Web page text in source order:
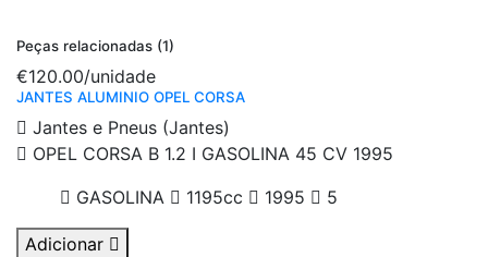
Peças relacionadas (1)
€120.00/unidade
JANTES ALUMINIO OPEL CORSA
Jantes e Pneus (Jantes)
OPEL CORSA B 1.2 I GASOLINA 45 CV 1995
GASOLINA
1195cc 1995 5
Adicionar